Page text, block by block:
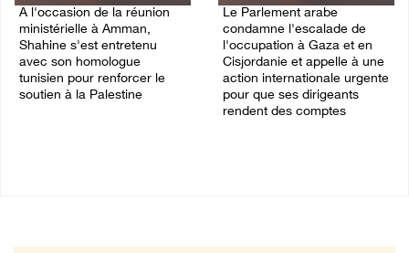
A l'occasion de la réunion
ministérielle à Amman,
Shahine s'est entretenu
avec son homologue
tunisien pour renforcer le
soutien à la Palestine
Le Parlement arabe
condamne l'escalade de
l'occupation à Gaza et en
Cisjordanie et appelle à une
action internationale urgente
pour que ses dirigeants
rendent des comptes